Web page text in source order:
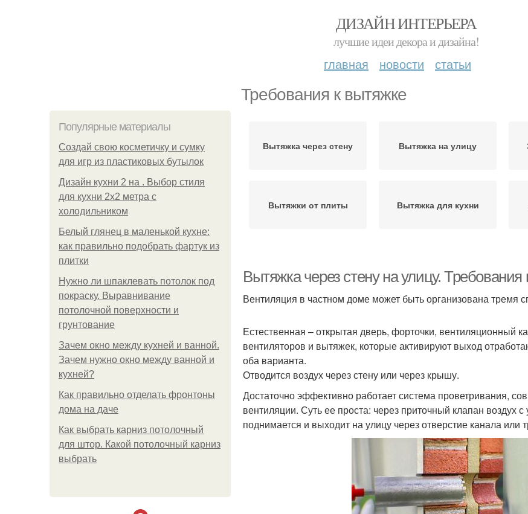
ДИЗАЙН ИНТЕРЬЕРА
лучшие идеи декора и дизайна!
главная новости статьи
Требования к вытяжке
Популярные материалы
Создай свою косметичку и сумку
для игр из пластиковых бутылок
Дизайн кухни 2 на . Выбор стиля
для кухни 2х2 метра с
холодильником
Белый глянец в маленькой кухне:
как правильно подобрать фартук из
плитки
Нужно ли шпаклевать потолок под
покраску. Выравнивание
потолочной поверхности и
грунтование
Зачем окно между кухней и ванной.
Зачем нужно окно между ванной и
кухней?
Как правильно отделать фронтоны
дома на даче
Как выбрать карниз потолочный
для штор. Какой потолочный карниз
выбрать
Вытяжка через стену Вытяжка на улицу
Вытяжки от плиты Вытяжка для кухни
доме
вытяжка
Вытяжка через стену на улицу.
Вентиляция в частном доме может быть организована тремя
Естественная – открытая дверь, форточки, вентиляционный
вентиляторов и вытяжек, которые активируют выход
оба варианта.
Отводится воздух через стену или через крышу.
Достаточно эффективно работает система проветривания,
вентиляции. Суть ее проста: через приточный клапан воздух
поднимается и выходит на улицу через отверстие канала или